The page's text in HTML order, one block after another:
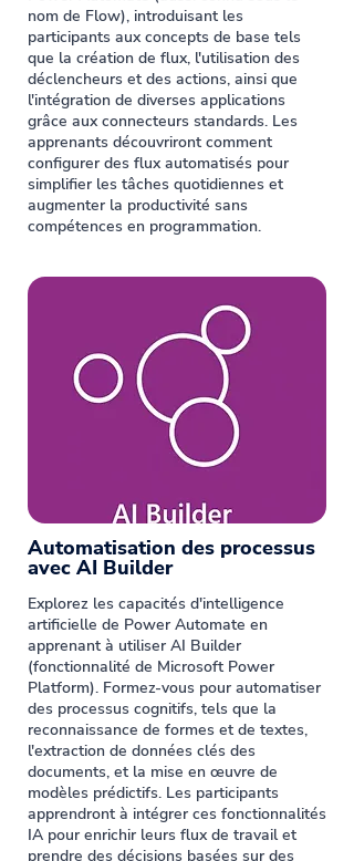
nom de Flow), introduisant les
participants aux concepts de base tels
que la création de flux, l'utilisation des
déclencheurs et des actions, ainsi que
l'intégration de diverses applications
grâce aux connecteurs standards. Les
apprenants découvriront comment
configurer des flux automatisés pour
simplifier les tâches quotidiennes et
augmenter la productivité sans
compétences en programmation.
Automatisation des processus
avec AI Builder
Explorez les capacités d'intelligence
artificielle de Power Automate en
apprenant à utiliser AI Builder
(fonctionnalité de Microsoft Power
Platform). Formez-vous pour automatiser
des processus cognitifs, tels que la
reconnaissance de formes et de textes,
l'extraction de données clés des
documents, et la mise en œuvre de
modèles prédictifs. Les participants
apprendront à intégrer ces fonctionnalités
IA pour enrichir leurs flux de travail et
prendre des décisions basées sur des